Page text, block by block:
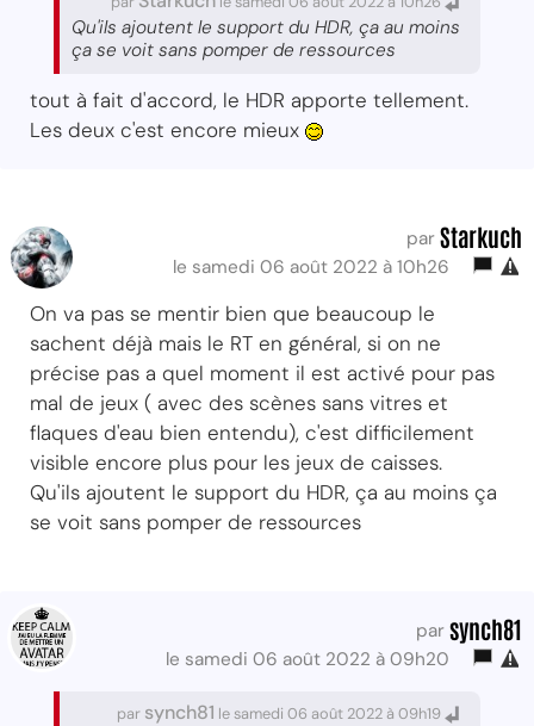
Qu'ils ajoutent le support du HDR, ça au moins
ça se voit sans pomper de ressources
tout à fait d'accord, le HDR apporte tellement.
Les deux c'est encore mieux
par Starkuch
le samedi 06 août 2022 à 10h26
On va pas se mentir bien que beaucoup le
sachent déjà mais le RT en général, si on ne
précise pas a quel moment il est activé pour pas
mal de jeux ( avec des scènes sans vitres et
flaques d'eau bien entendu), c'est difficilement
visible encore plus pour les jeux de caisses.
Qu'ils ajoutent le support du HDR, ça au moins ça
se voit sans pomper de ressources
par synch81
le samedi 06 août 2022 à 09h20
par synch81 le samedi 06 août 2022 à 09h19